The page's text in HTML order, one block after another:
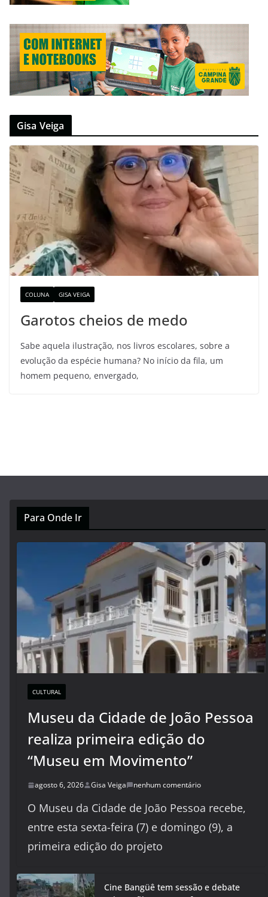
Gisa Veiga
COLUNA GISA VEIGA
Garotos cheios de medo
Sabe aquela ilustração, nos livros escolares, sobre a
evolução da espécie humana? No início da fila, um
homem pequeno, envergado,
Para Onde Ir
CULTURAL
Museu da Cidade de João Pessoa
realiza primeira edição do
“Museu em Movimento”
agosto 6, 2026 Gisa Veiga nenhum comentário
O Museu da Cidade de João Pessoa recebe,
entre esta sexta-feira (7) e domingo (9), a
primeira edição do projeto
Cine Bangüê tem sessão e debate